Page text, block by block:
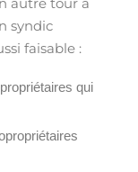
syndic
faisable :
qui